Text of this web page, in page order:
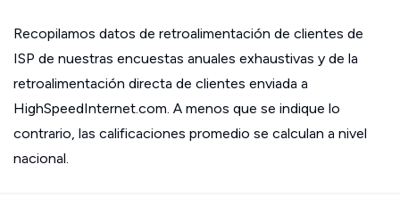
Recopilamos datos de retroalimentación de clientes de
ISP de nuestras encuestas anuales exhaustivas y de la
retroalimentación directa de clientes enviada a
HighSpeedInternet.com. A menos que se indique lo
contrario, las calificaciones promedio se calculan a nivel
nacional.